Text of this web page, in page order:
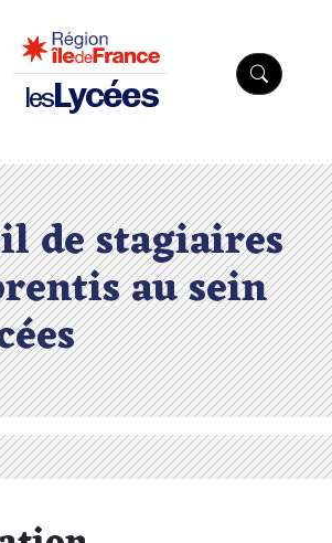
lesLycées
de stagiaires
au sein